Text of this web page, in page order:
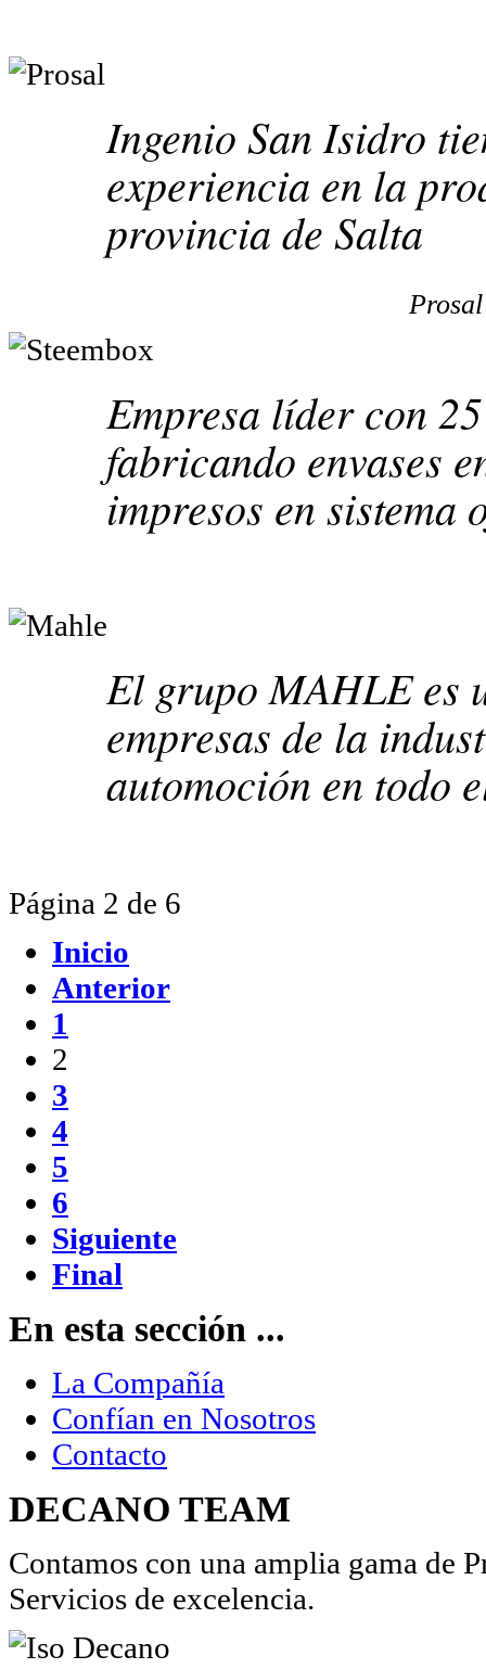
Ingenio San Isidro
experiencia en la
provincia de Salta
Empresa líder con
fabricando envases
impresos en sistema
El grupo MAHLE es
empresas de la
automoción en todo
Página 2 de 6
Inicio
Anterior
1
2
3
4
5
6
Siguiente
Final
En esta sección ...
La Compañía
Confían en Nosotros
Contacto
DECANO TEAM
Contamos con una amplia gama de
Servicios de excelencia.